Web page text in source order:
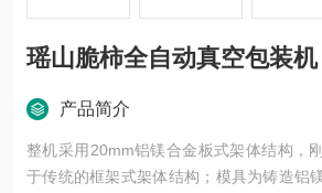
瑶山脆柿全自动真空包装机
产品简介
整机采用20mm铝镁合金板式架体结构，
于传统的框架式架体结构；模具为铸造铝